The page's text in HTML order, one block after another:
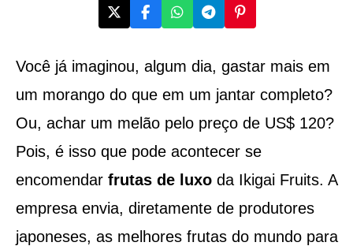
Você já imaginou, algum dia, gastar mais em
um morango do que em um jantar completo?
Ou, achar um melão pelo preço de US$ 120?
Pois, é isso que pode acontecer se
encomendar frutas de luxoda Ikigai Fruits. A
empresa envia, diretamente de produtores
japoneses, as melhores frutas do mundo para